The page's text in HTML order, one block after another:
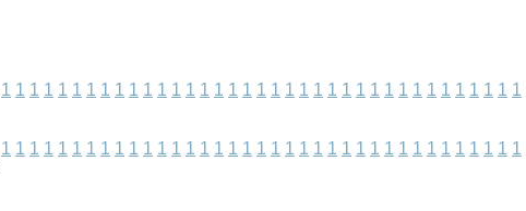
1 1 1 1 1 1 1 1 1 1 1 1 1 1 1 1 1 1 1 1 1 1 1 1 1 1 1 1 1 1 1 1 1 1 1 1 1
1 1 1 1 1 1 1 1 1 1 1 1 1 1 1 1 1 1 1 1 1 1 1 1 1 1 1 1 1 1 1 1 1 1 1 1 1